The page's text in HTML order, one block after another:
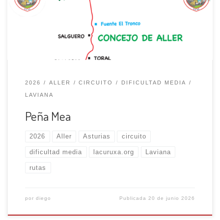
por la fuente el Tronco, situada cerca de la collada
Pelúgano y las praderías de Cerreo. Abandonamos la
2026 ALLER CIRCUITO DIFICULTAD MEDIA
LAVIANA
Peña Mea
2026 Aller Asturias circuito
dificultad media lacuruxa.org Laviana
rutas
por diego Publicada20 de junio 2026